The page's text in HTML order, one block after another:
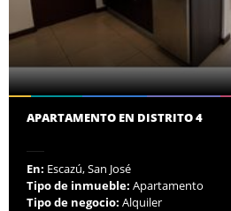
APARTAMENTO EN DISTRITO 4
En: Escazú, San José
Tipo de inmueble: Apartamento
Tipo de negocio: Alquiler